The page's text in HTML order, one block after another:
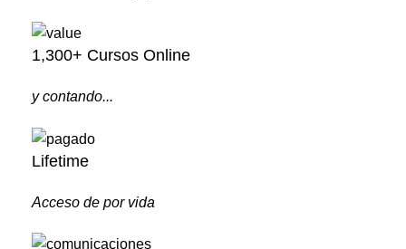
1,300+ Cursos Online
y contando...
Lifetime
Acceso de por vida